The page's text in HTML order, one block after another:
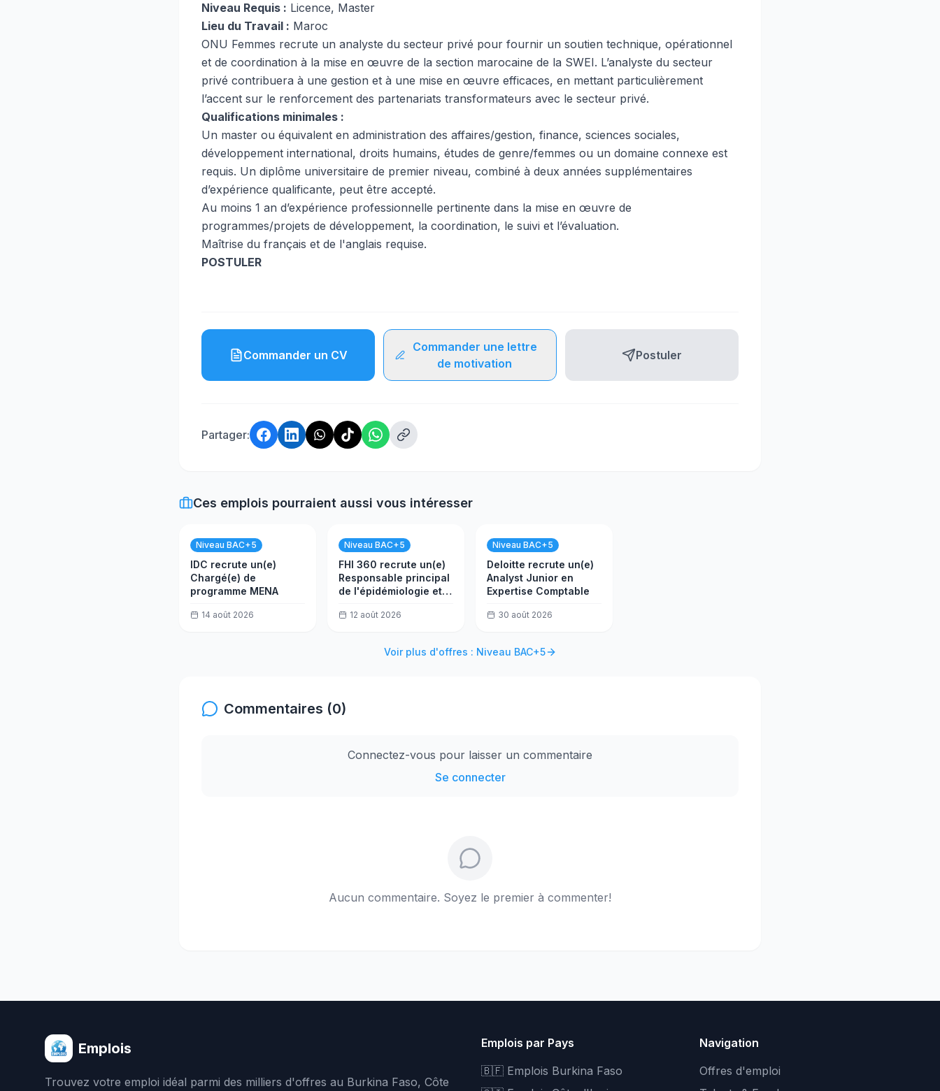
Niveau Requis : Licence, Master
Lieu du Travail : Maroc
ONU Femmes recrute un analyste du secteur privé pour fournir un soutien technique, opérationnel
et de coordination à la mise en œuvre de la section marocaine de la SWEI. L’analyste du secteur
privé contribuera à une gestion et à une mise en œuvre efficaces, en mettant particulièrement
l’accent sur le renforcement des partenariats transformateurs avec le secteur privé.
Qualifications minimales :
Un master ou équivalent en administration des affaires/gestion, finance, sciences sociales,
développement international, droits humains, études de genre/femmes ou un domaine connexe est
requis. Un diplôme universitaire de premier niveau, combiné à deux années supplémentaires
d’expérience qualificante, peut être accepté.
Au moins 1 an d’expérience professionnelle pertinente dans la mise en œuvre de
programmes/projets de développement, la coordination, le suivi et l’évaluation.
Maîtrise du français et de l'anglais requise.
POSTULER
Commander un CV
Commander une lettre
de motivation
Postuler
Partager:
Ces emplois pourraient aussi vous intéresser
Niveau BAC+5
IDC recrute un(e)
Chargé(e) de
programme MENA
14 août 2026
Niveau BAC+5
FHI 360 recrute un(e)
Responsable principal
de l'épidémiologie et
12 août 2026
Niveau BAC+5
Deloitte recrute un(e)
Analyst Junior en
Expertise Comptable
30 août 2026
Voir plus d'offres : Niveau BAC+5
Commentaires (0)
Connectez-vous pour laisser un commentaire
Se connecter
Aucun commentaire. Soyez le premier à commenter!
Emplois
Trouvez votre emploi idéal parmi des milliers d'offres au Burkina Faso, Côte
Emplois par Pays
🇧🇫 Emplois Burkina Faso
Navigation
Offres d'emploi